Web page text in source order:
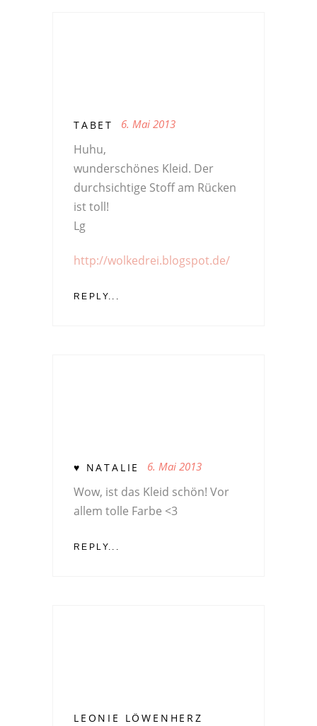
TABET 6. Mai 2013
Huhu,
wunderschönes Kleid. Der
durchsichtige Stoff am Rücken
ist toll!
Lg
http://wolkedrei.blogspot.de/
REPLY...
♥ NATALIE 6. Mai 2013
Wow, ist das Kleid schön! Vor
allem tolle Farbe <3
REPLY...
LEONIE LÖWENHERZ